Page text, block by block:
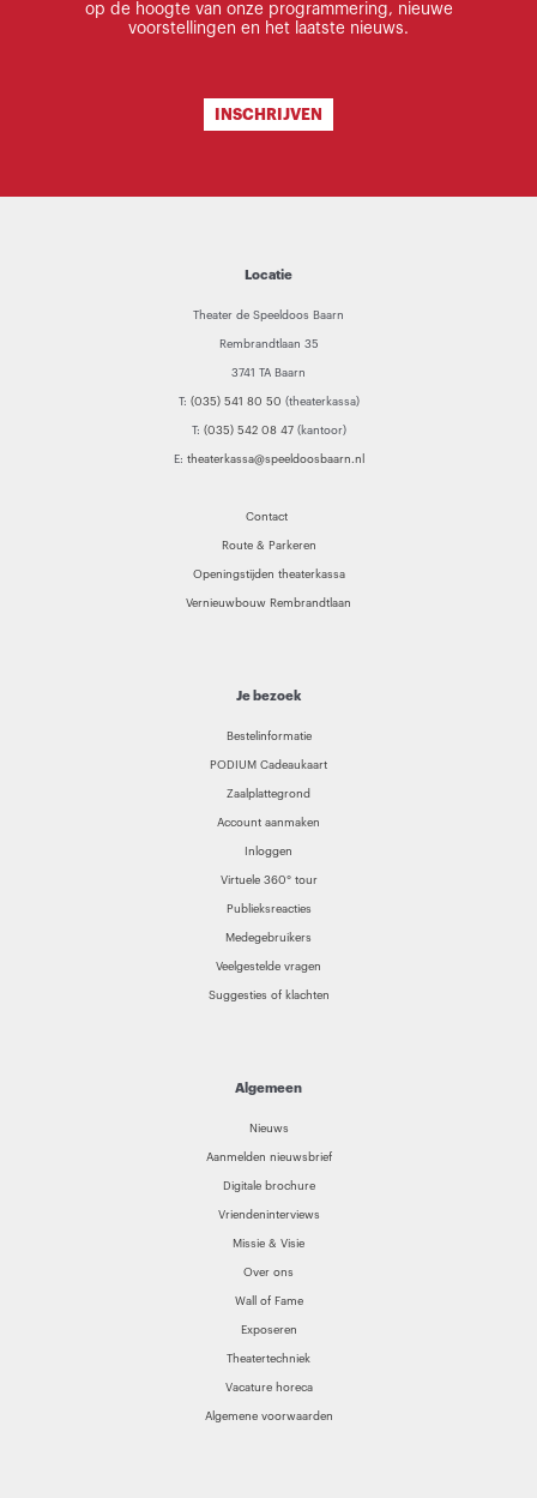
op de hoogte van onze programmering, nieuwe
voorstellingen en het laatste nieuws.
INSCHRIJVEN
Locatie
Theater de Speeldoos Baarn
Rembrandtlaan 35
3741 TA Baarn
T: (035) 541 80 50 (theaterkassa)
T: (035) 542 08 47(kantoor)
E: theaterkassa@speeldoosbaarn.nl
Contact
Route & Parkeren
Openingstijden theaterkassa
Vernieuwbouw Rembrandtlaan
Je bezoek
Bestelinformatie
PODIUM Cadeaukaart
Zaalplattegrond
Account aanmaken
Inloggen
Virtuele 360° tour
Publieksreacties
Medegebruikers
Veelgestelde vragen
Suggesties of klachten
Algemeen
Nieuws
Aanmelden nieuwsbrief
Digitale brochure
Vriendeninterviews
Missie & Visie
Over ons
Wall of Fame
Exposeren
Theatertechniek
Vacature horeca
Algemene voorwaarden